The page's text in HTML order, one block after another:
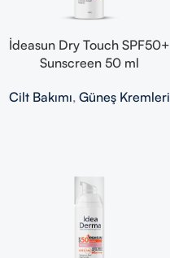
İdeasun Dry Touch SPF50+
Sunscreen 50 ml
Cilt Bakımı, Güneş Kremleri